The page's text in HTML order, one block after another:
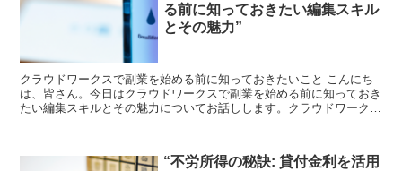
る前に知っておきたい編集スキル
とその魅力”
クラウドワークスで副業を始める前に知っておきたいこと こんにち
は、皆さん。今日はクラウドワークスで副業を始める前に知っておき
たい編集スキルとその魅力についてお話しします。クラウドワークス
“不労所得の秘訣: 貸付金利を活用